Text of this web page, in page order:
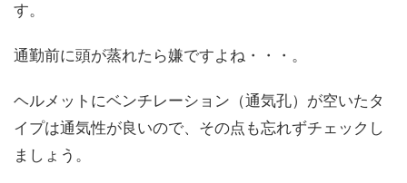
す。
通勤前に頭が蒸れたら嫌ですよね・・・。
ヘルメットにベンチレーション（通気孔）が空いたタ
イプは通気性が良いので、その点も忘れずチェックし
ましょう。